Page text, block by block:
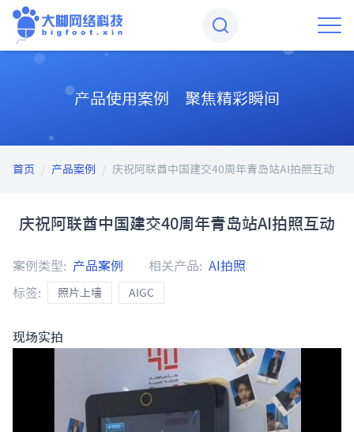
产品使用案例 聚焦精彩瞬间
首页 / 产品案例 / 庆祝阿联酋中国建交40周年青岛站AI拍照互动
庆祝阿联酋中国建交40周年青岛站AI拍照互动
案例类型: 产品案例 相关产品: AI拍照
标签: 照片上墙 AIGC
现场实拍